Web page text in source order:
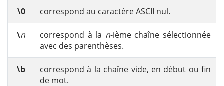
\0 correspond au caractère ASCII nul.
\n correspond à la n-ième chaîne sélectionnée
avec des parenthèses.
\b
correspond à la chaîne vide, en début ou fin
de mot.